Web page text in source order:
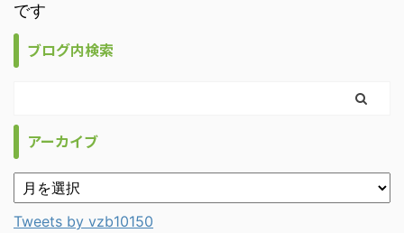
です
ブログ内検索
アーカイブ
Tweets by vzb10150